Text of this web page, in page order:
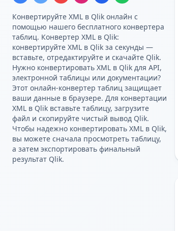
Конвертируйте XML в Qlik онлайн с
помощью нашего бесплатного конвертера
таблиц. Конвертер XML в Qlik:
конвертируйте XML в Qlik за секунды —
вставьте, отредактируйте и скачайте Qlik.
Нужно конвертировать XML в Qlik для API,
электронной таблицы или документации?
Этот онлайн-конвертер таблиц защищает
ваши данные в браузере. Для конвертации
XML в Qlik вставьте таблицу, загрузите
файл и скопируйте чистый вывод Qlik.
Чтобы надежно конвертировать XML в Qlik,
вы можете сначала просмотреть таблицу,
а затем экспортировать финальный
результат Qlik.